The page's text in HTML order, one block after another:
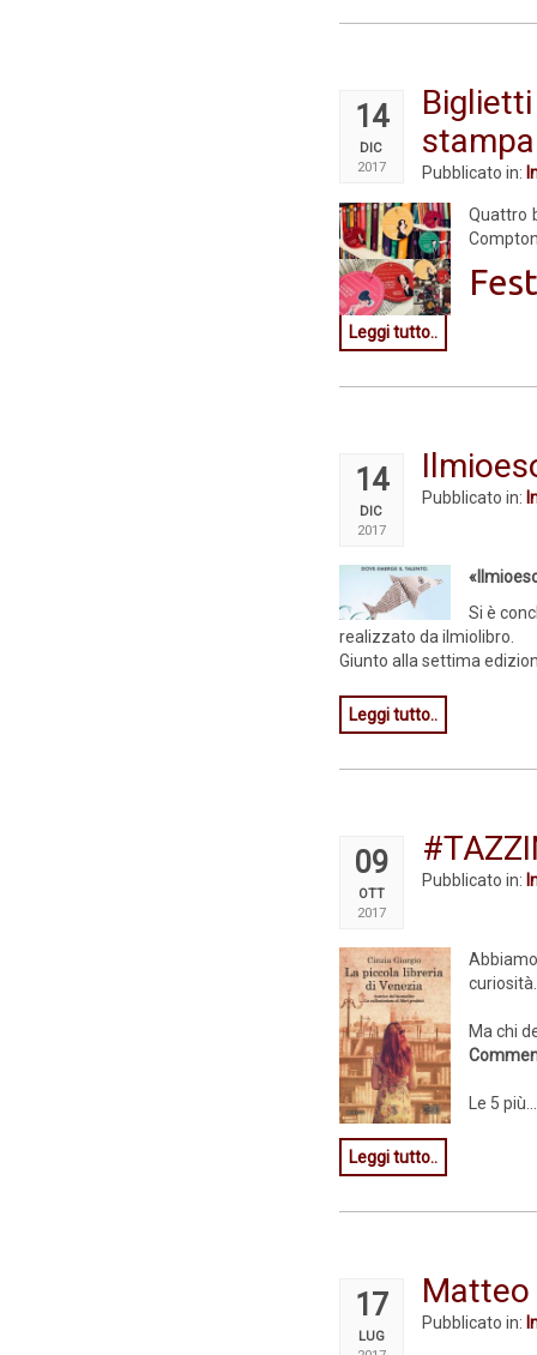
14
DIC
2017
Pubblicato in:
Quattro
Leggi tutto..
14
DIC
2017
Pubblicato in:
Si è
realizzato da ilmiolibro.
Giunto alla settima
Leggi tutto..
09
OTT
2017
Pubblicato in:
curiosità.
Ma chi
Le 5 più...
Leggi tutto..
17
LUG
Matteo
Pubblicato in: